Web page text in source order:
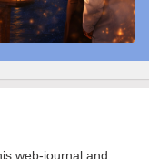
web-journal and